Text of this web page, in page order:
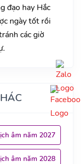
đạo hay Hắc
ngày tốt rồi
các giờ
âm năm 2027
âm năm 2028